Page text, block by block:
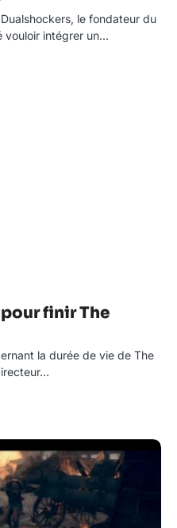
le fondateur du
vouloir intégrer un…
finir The
la durée de vie de The